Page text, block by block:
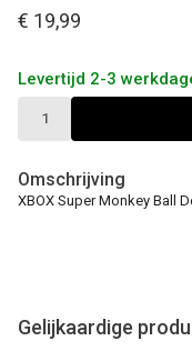
€ 19,99
Levertijd 2-3
Omschrijving
XBOX Super Monkey Ball
Gelijkaardige